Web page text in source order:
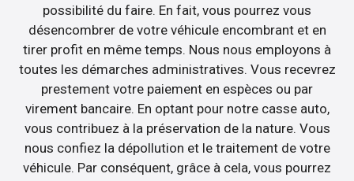
possibilité du faire. En fait, vous pourrez vous
désencombrer de votre véhicule encombrant et en
tirer profit en même temps. Nous nous employons à
toutes les démarches administratives. Vous recevrez
prestement votre paiement en espèces ou par
virement bancaire. En optant pour notre casse auto,
vous contribuez à la préservation de la nature. Vous
nous confiez la dépollution et le traitement de votre
véhicule. Par conséquent, grâce à cela, vous pourrez